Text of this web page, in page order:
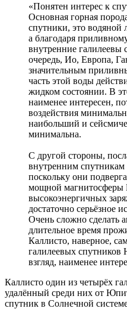
«Понятен интерес к
Основная горная
спутники, это водяной
а благодаря
внутренние галилеевы
очередь, Ио, Европа,
значительным
часть этой воды
жидком состоянии. В
наименее интересен,
воздействия
наибольший и
минимальна.
С другой стороны,
внутренним
поскольку они
мощной магнитосферы
высокоэнергичных
достаточно серьёзное
Очень сложно сделать
длительное время
Каллисто, наверное,
галилеевых
взгляд, наименее
Каллисто один из четырёх
удалённый среди них от
спутник в Солнечной